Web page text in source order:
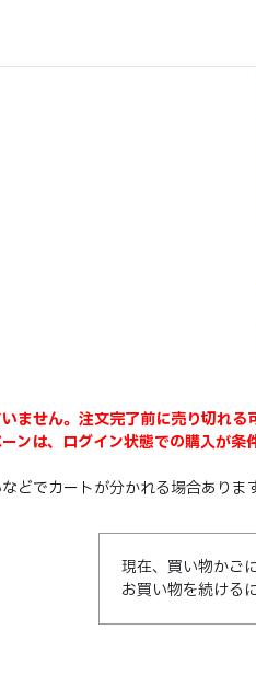
ません。注文完了前に売り切れる
ンは、ログイン状態での購入が条
どでカートが分かれる場合ありま
現在、買い物かご
お買い物を続ける